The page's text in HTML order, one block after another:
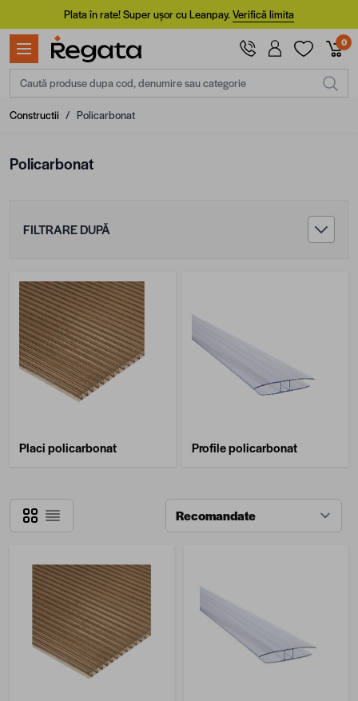
Mergi la ConținutPlata în rate! Super ușor cu Leanpay.Verifică limita
0
Caută produse dupa cod, denumire sau categorie
Constructii / Policarbonat
Policarbonat
FILTRARE DUPĂ
Placi policarbonat Profile policarbonat
Grilă
Listă